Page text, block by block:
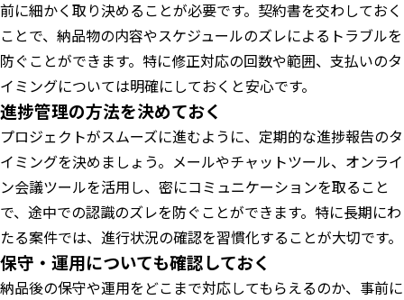
前に細かく取り決めることが必要です。契約書を交わしておく
ことで、納品物の内容やスケジュールのズレによるトラブルを
防ぐことができます。特に修正対応の回数や範囲、支払いのタ
イミングについては明確にしておくと安心です。
進捗管理の方法を決めておく
プロジェクトがスムーズに進むように、定期的な進捗報告のタ
イミングを決めましょう。メールやチャットツール、オンライ
ン会議ツールを活用し、密にコミュニケーションを取ること
で、途中での認識のズレを防ぐことができます。特に長期にわ
たる案件では、進行状況の確認を習慣化することが大切です。
保守・運用についても確認しておく
納品後の保守や運用をどこまで対応してもらえるのか、事前に